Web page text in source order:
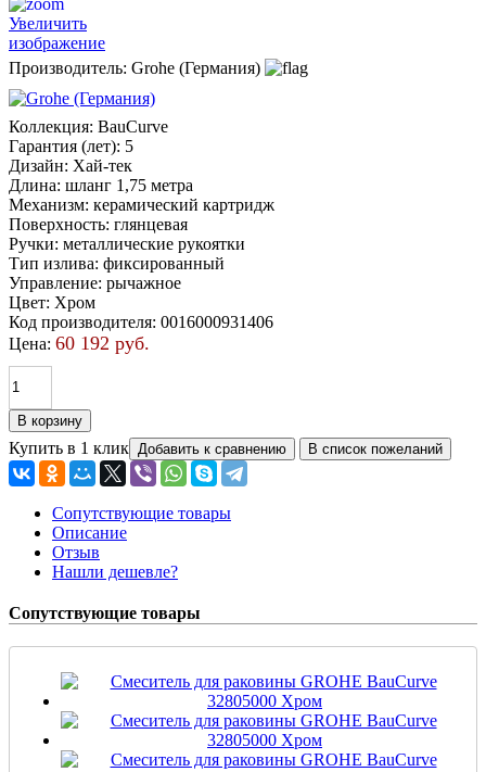
Увеличить
изображение
Производитель: Grohe (Германия)
Коллекция: BauCurve
Гарантия (лет): 5
Дизайн: Хай-тек
Длина: шланг 1,75 метра
Механизм: керамический картридж
Поверхность: глянцевая
Ручки: металлические рукоятки
Тип излива: фиксированный
Управление: рычажное
Цвет: Хром
Код производителя: 0016000931406
Цена: 60 192 руб.
Купить в 1 клик
Сопутствующие товары
Описание
Отзыв
Нашли дешевле?
Сопутствующие товары